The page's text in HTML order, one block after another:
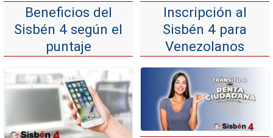
Beneficios del
Sisbén 4 según el
puntaje
Inscripción al
Sisbén 4 para
Venezolanos